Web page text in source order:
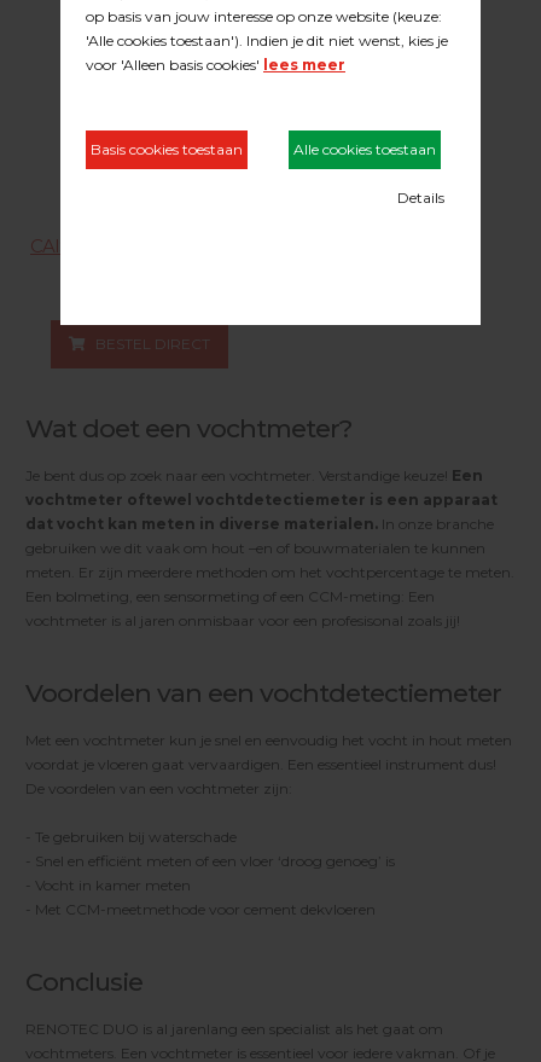
CAISSON vochtmeter PM-
BESTEL DIRECT
Wat doet een vochtmeter?
Je bent dus op zoek naar een vochtmeter. Verstandige keuze! Een
vochtmeter oftewel vochtdetectiemeter is een apparaat
dat vocht kan meten in diverse materialen. In onze branche
gebruiken we dit vaak om hout –en of bouwmaterialen te kunnen
meten. Er zijn meerdere methoden om het vochtpercentage te meten.
Een bolmeting, een sensormeting of een CCM-meting: Een
vochtmeter is al jaren onmisbaar voor een profesisonal zoals jij!
Voordelen van een vochtdetectiemeter
Met een vochtmeter kun je snel en eenvoudig het vocht in hout meten
voordat je vloeren gaat vervaardigen. Een essentieel instrument dus!
De voordelen van een vochtmeter zijn:
- Te gebruiken bij waterschade
- Snel en efficiënt meten of een vloer ‘droog genoeg’ is
- Vocht in kamer meten
- Met CCM-meetmethode voor cement dekvloeren
Conclusie
RENOTEC DUO is al jarenlang een specialist als het gaat om
vochtmeters. Een vochtmeter is essentieel voor iedere vakman. Of je